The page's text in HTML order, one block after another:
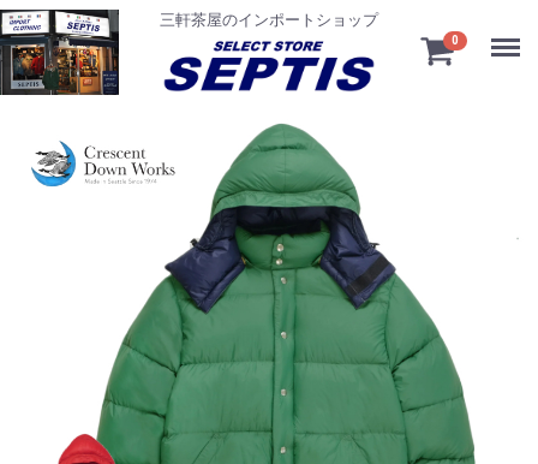
三軒茶屋のインポートショップ
0